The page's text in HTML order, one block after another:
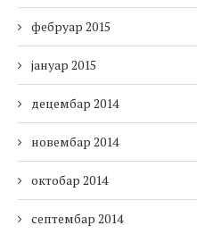
фебруар 2015
јануар 2015
децембар 2014
новембар 2014
октобар 2014
септембар 2014